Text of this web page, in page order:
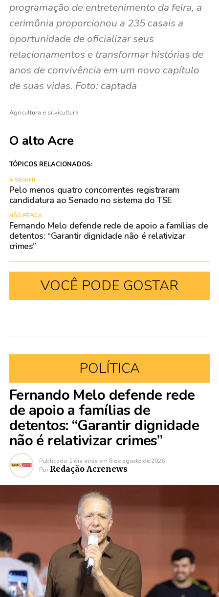
programação de entretenimento da feira, a
cerimônia proporcionou a 235 casais a
oportunidade de oficializar seus
relacionamentos e transformar histórias de
anos de convivência em um novo capítulo
de suas vidas. Foto: captada
Agricultura e silvicultura
O alto Acre
TÓPICOS RELACIONADOS:
A SEGUIR
Pelo menos quatro concorrentes registraram
candidatura ao Senado no sistema do TSE
NÃO PERCA
Fernando Melo defende rede de apoio a famílias de
detentos: “Garantir dignidade não é relativizar
crimes”
VOCÊ PODE GOSTAR
POLÍTICA
Fernando Melo defende rede
de apoio a famílias de
detentos: “Garantir dignidade
não é relativizar crimes”
Publicado 1 dia atrás em 8 de agosto de 2026
Por Redação Acrenews